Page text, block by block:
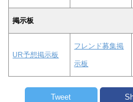
掲示板
UR予想掲示板
フレンド募集掲
示板
Tweet